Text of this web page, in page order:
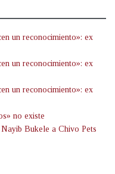
un reconocimiento»: ex
un reconocimiento»: ex
un reconocimiento»: ex
no existe
Bukele a Chivo Pets